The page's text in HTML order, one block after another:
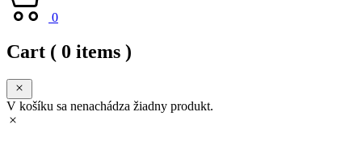
0
Cart ( 0 items )
V košíku sa nenachádza žiadny produkt.